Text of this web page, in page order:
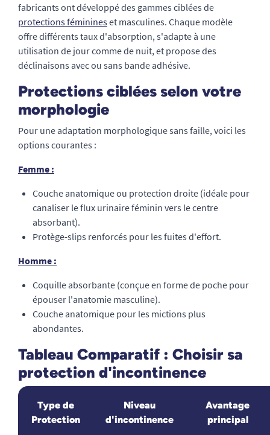
fabricants ont développé des gammes ciblées de
protections féminineset masculines. Chaque modèle
offre différents taux d'absorption, s'adapte à une
utilisation de jour comme de nuit, et propose des
déclinaisons avec ou sans bande adhésive.
Protections ciblées selon votre
morphologie
Pour une adaptation morphologique sans faille, voici les
options courantes :
Femme :
Couche anatomique ou protection droite (idéale pour
canaliser le flux urinaire féminin vers le centre
absorbant).
Protège-slips renforcés pour les fuites d'effort.
Homme :
Coquille absorbante (conçue en forme de poche pour
épouser l'anatomie masculine).
Couche anatomique pour les mictions plus
abondantes.
Tableau Comparatif : Choisir sa
protection d'incontinence
Type de
Protection
Niveau
d'incontinence
Avantage
principal